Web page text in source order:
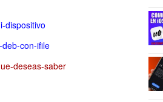
dispositivo
con-ifile
deseas-saber